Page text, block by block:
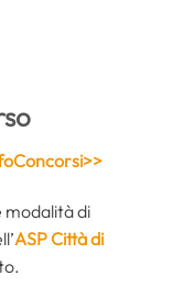
modalità di
ASP Città di